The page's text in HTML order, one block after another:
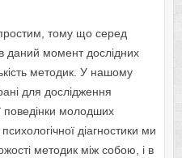
тому що серед
даний момент дослідних
методик. У нашому
для дослідження
поведінки молодших
діагностики ми
методик між собою, і в